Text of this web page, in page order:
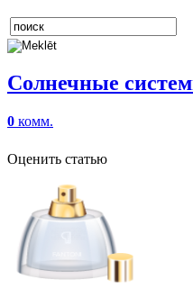
Солнечные
0 комм.
Оценить статью